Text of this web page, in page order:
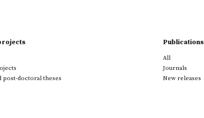
post-doctoral theses
Publications
All
Journals
New releases